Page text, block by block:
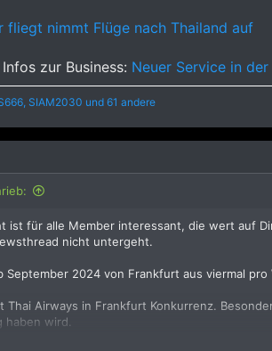
fliegt nimmt Flüge nach Thailand auf
zur Business: Neuer Service in
, SIAM2030 und 61 andere
ist für alle Member interessant, die wert auf
nicht untergeht.
September 2024 von Frankfurt aus viermal
Thai Airways in Frankfurt Konkurrenz.
haben wird.
Alternative zu den abgerockten 777, mit